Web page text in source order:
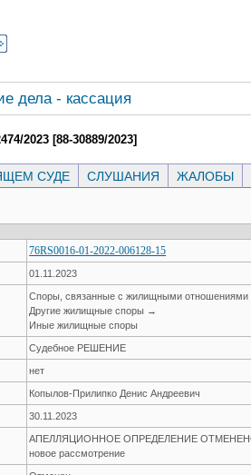
дела - кассация
2023 [88-30889/2023]
СУДЕ СЛУШАНИЯ ЖАЛОБЫ
76RS0016-01-2022-006128-15
01.11.2023
Споры, связанные с жилищными
Другие жилищные споры →
Иные жилищные споры
Судебное РЕШЕНИЕ
нет
Копылов-Прилипко Денис Андреевич
30.11.2023
АПЕЛЛЯЦИОННОЕ ОПРЕДЕЛЕНИЕ ОТМЕНЕНО
новое рассмотрение